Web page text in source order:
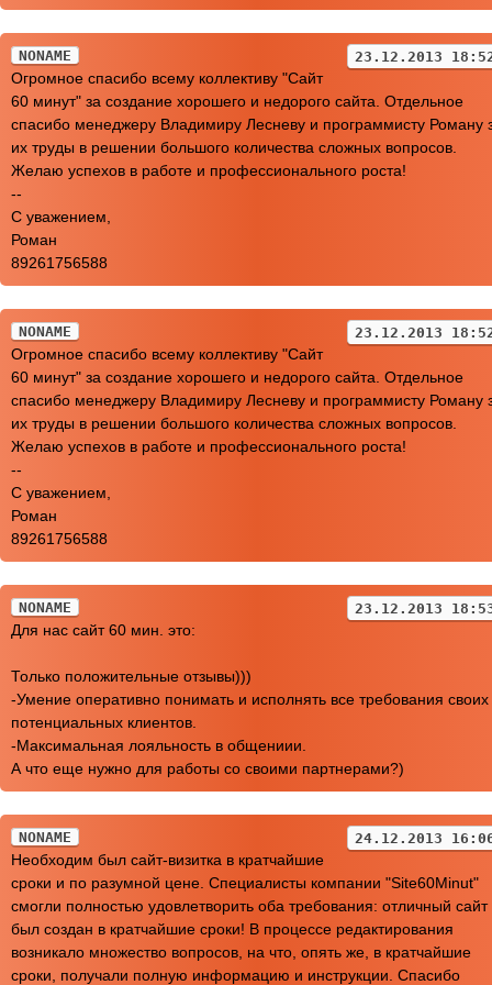
NONAME 23.12.2013
Огромное спасибо всему коллективу "Сайт
60 минут" за создание хорошего и недорого сайта. Отдельное
спасибо менеджеру Владимиру Лесневу и программисту Роману
их труды в решении большого количества сложных вопросов.
Желаю успехов в работе и профессионального роста!
--
C уважением,
Роман
89261756588
NONAME 23.12.2013
Огромное спасибо всему коллективу "Сайт
60 минут" за создание хорошего и недорого сайта. Отдельное
спасибо менеджеру Владимиру Лесневу и программисту Роману
их труды в решении большого количества сложных вопросов.
Желаю успехов в работе и профессионального роста!
--
C уважением,
Роман
89261756588
NONAME 23.12.2013
Для нас сайт 60 мин. это:
Только положительные отзывы)))
-Умение оперативно понимать и исполнять все требования своих
потенциальных клиентов.
-Максимальная лояльность в общениии.
А что еще нужно для работы со своими партнерами?)
NONAME 24.12.2013
Необходим был сайт-визитка в кратчайшие
сроки и по разумной цене. Специалисты компании "Site60Minut"
смогли полностью удовлетворить оба требования: отличный сайт
был создан в кратчайшие сроки! В процессе редактирования
возникало множество вопросов, на что, опять же, в кратчайшие
сроки, получали полную информацию и инструкции. Спасибо